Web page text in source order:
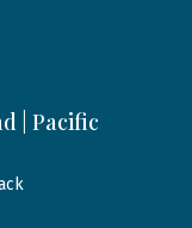
| Pacific